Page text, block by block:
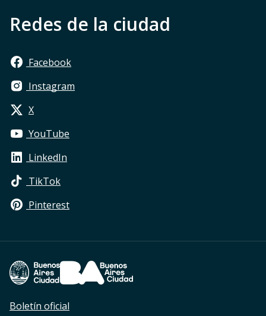
Redes de la ciudad
Facebook
Instagram
X
YouTube
LinkedIn
TikTok
Pinterest
Footer Legales
Boletín oficial